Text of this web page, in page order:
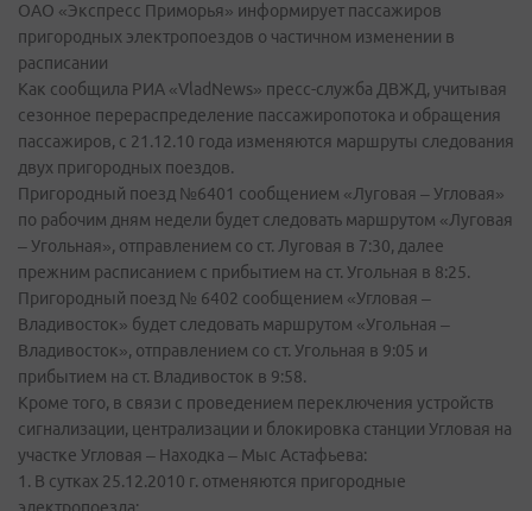
ОАО «Экспресс Приморья» информирует пассажиров
пригородных электропоездов о частичном изменении в
расписании
Как сообщила РИА «VladNews» пресс-служба ДВЖД, учитывая
сезонное перераспределение пассажиропотока и обращения
пассажиров, с 21.12.10 года изменяются маршруты следования
двух пригородных поездов.
Пригородный поезд №6401 сообщением «Луговая – Угловая»
по рабочим дням недели будет следовать маршрутом «Луговая
– Угольная», отправлением со ст. Луговая в 7:30, далее
прежним расписанием с прибытием на ст. Угольная в 8:25.
Пригородный поезд № 6402 сообщением «Угловая –
Владивосток» будет следовать маршрутом «Угольная –
Владивосток», отправлением со ст. Угольная в 9:05 и
прибытием на ст. Владивосток в 9:58.
Кроме того, в связи с проведением переключения устройств
сигнализации, централизации и блокировка станции Угловая на
участке Угловая – Находка – Мыс Астафьева:
1. В сутках 25.12.2010 г. отменяются пригородные